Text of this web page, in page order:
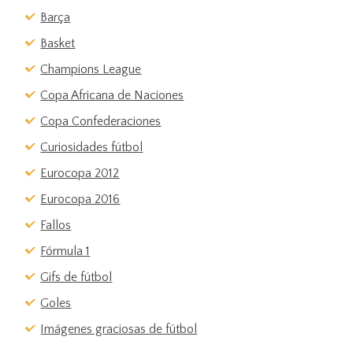
Barça
Basket
Champions League
Copa Africana de Naciones
Copa Confederaciones
Curiosidades fútbol
Eurocopa 2012
Eurocopa 2016
Fallos
Fórmula 1
Gifs de fútbol
Goles
Imágenes graciosas de fútbol